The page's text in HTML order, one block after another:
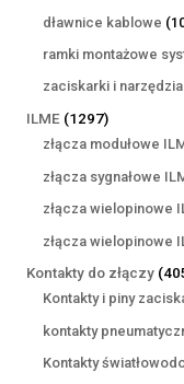
dławnice kablowe
ramki montażowe
zaciskarki i
ILME 12971297
produktów
złącza modułowe
złącza sygnałowe
złącza wielopinowe
złącza wielopinowe
Kontakty do złączy
Kontakty i piny
kontakty
Kontakty